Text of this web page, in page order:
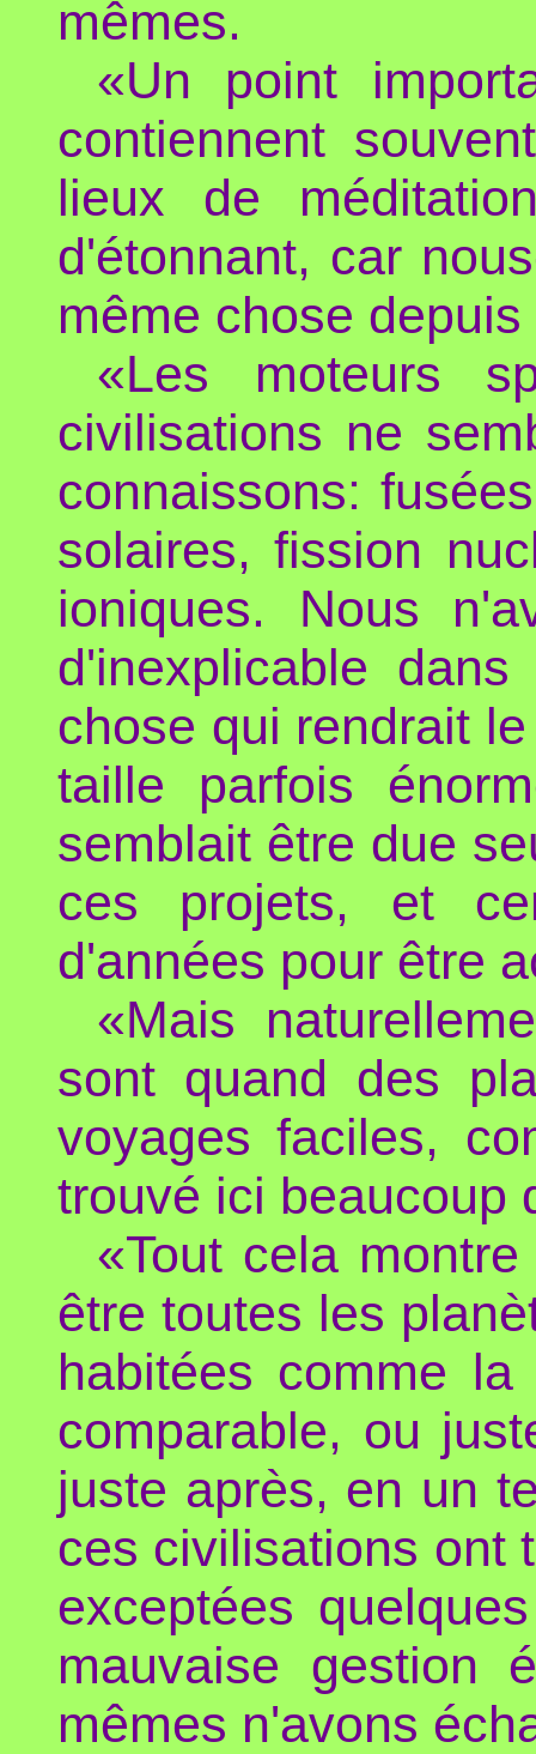
mêmes.
«Un point
contiennent
lieux de
d'étonnant, car
même chose depuis
«Les moteurs
civilisations ne
connaissons:
solaires, fission
ioniques. Nous
d'inexplicable
chose qui rendrait
taille parfois
semblait être due
ces projets, et
d'années pour être
«Mais
sont quand des
voyages faciles,
trouvé ici beaucoup
«Tout cela
être toutes les
habitées comme
comparable, ou
juste après, en un
ces civilisations ont
exceptées
mauvaise gestion
mêmes n'avons